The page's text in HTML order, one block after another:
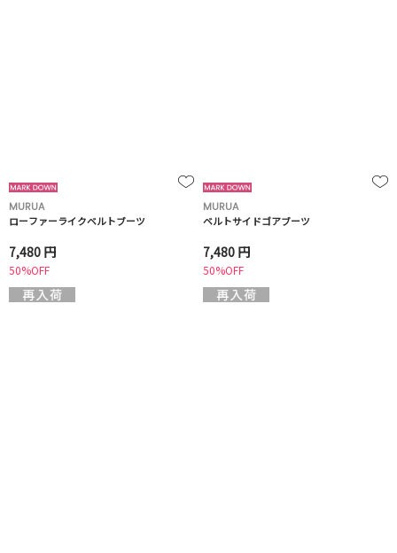
MURUA
ローファーライクベルトブーツ
7,480 円
50%OFF
MURUA
ベルトサイドゴアブーツ
7,480 円
50%OFF